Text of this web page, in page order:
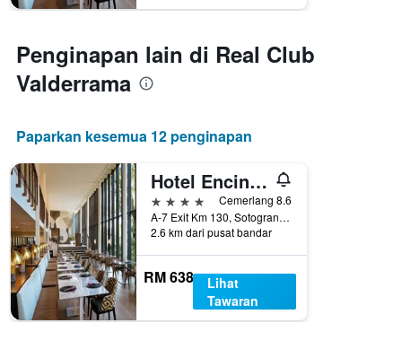
Penginapan lain di Real Club
Valderrama
Paparkan kesemua 12 penginapan
Hotel Encinar de Sotogrande
4 bintang
Cemerlang 8.6
A-7 Exit Km 130, Sotogrande, Andalusia, Sepanyol
2.6 km dari pusat bandar
RM 638
Lihat
Tawaran